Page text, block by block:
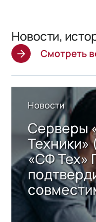
Новости,
Смотреть
Новости
Серверы
Техники»
«СФ Тех»